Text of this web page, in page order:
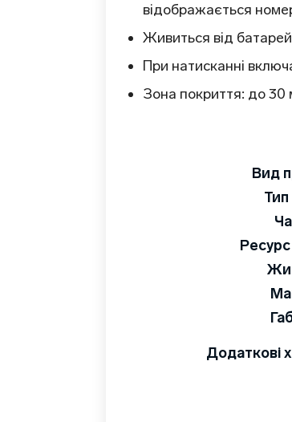
відображається
Живиться від
При натисканні
Зона покриття: до 30
Вид
Тип
Додаткові